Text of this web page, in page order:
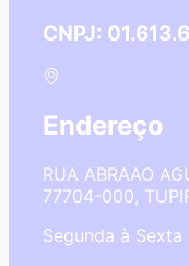
CNPJ:
Endereço
RUA ABRAAO
77704-000,
Segunda à